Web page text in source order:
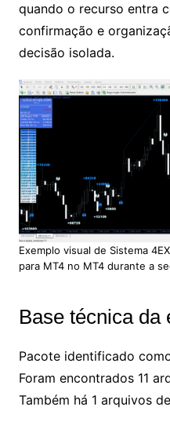
quando o recurso entra
confirmação e
decisão isolada.
Exemplo visual de Sistema
para MT4 no MT4 durante a
Base técnica da
Pacote identificado
Foram encontrados 11
Também há 1 arquivos